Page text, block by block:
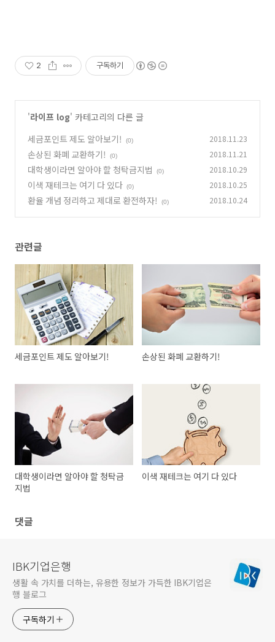
2 구독하기
'라이프 log' 카테고리의 다른 글
세금포인트 제도 알아보기!
(0) 2018.11.23
손상된 화폐 교환하기! (0) 2018.11.21
대학생이라면 알아야 할 청탁금지법 (0) 2018.10.29
이색 재테크는 여기 다 있다 (0) 2018.10.25
환율 개념 정리하고 제대로 환전하자! (0) 2018.10.24
관련글
세금포인트 제도 알아보기! 손상된 화폐 교환하기!
대학생이라면 알아야 할 청탁금
지법
이색 재테크는 여기 다 있다
댓글
IBK기업은행
생활 속 가치를 더하는, 유용한 정보가 가득한 IBK기업은
행 블로그
구독하기